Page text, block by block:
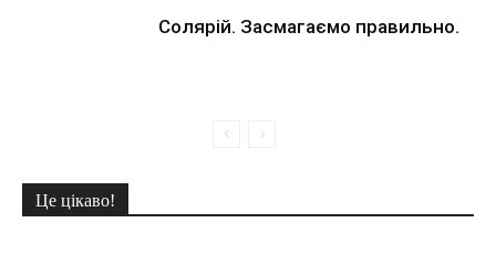
Солярій. Засмагаємо правильно.
Це цікаво!